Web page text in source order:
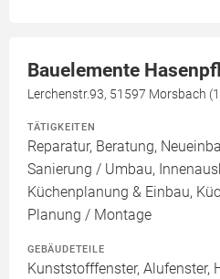
Bauelemente
Lerchenstr.93, 51597 Morsbach
TÄTIGKEITEN
Reparatur, Beratung,
Sanierung / Umbau,
Küchenplanung & Einbau,
Planung / Montage
GEBÄUDETEILE
Kunststofffenster, Alufenster,